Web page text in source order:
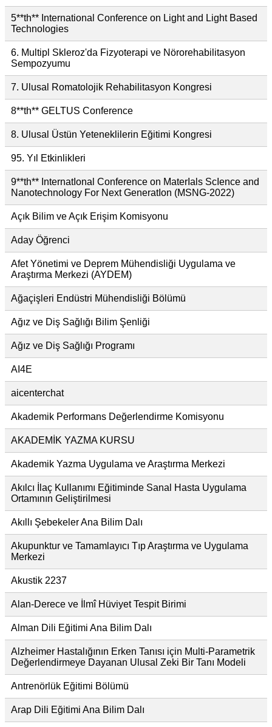
5**th** International Conference on Light and Light Based
Technologies
6. Multipl Skleroz'da Fizyoterapi ve Nörorehabilitasyon
Sempozyumu
7. Ulusal Romatolojik Rehabilitasyon Kongresi
8**th** GELTUS Conference
8. Ulusal Üstün Yeteneklilerin Eğitimi Kongresi
95. Yıl Etkinlikleri
9**th** InternatIonal Conference on MaterIals ScIence and
Nanotechnology For Next GeneratIon (MSNG-2022)
Açık Bilim ve Açık Erişim Komisyonu
Aday Öğrenci
Afet Yönetimi ve Deprem Mühendisliği Uygulama ve
Araştırma Merkezi (AYDEM)
Ağaçişleri Endüstri Mühendisliği Bölümü
Ağız ve Diş Sağlığı Bilim Şenliği
Ağız ve Diş Sağlığı Programı
AI4E
aicenterchat
Akademik Performans Değerlendirme Komisyonu
AKADEMİK YAZMA KURSU
Akademik Yazma Uygulama ve Araştırma Merkezi
Akılcı İlaç Kullanımı Eğitiminde Sanal Hasta Uygulama
Ortamının Geliştirilmesi
Akıllı Şebekeler Ana Bilim Dalı
Akupunktur ve Tamamlayıcı Tıp Araştırma ve Uygulama
Merkezi
Akustik 2237
Alan-Derece ve İlmî Hüviyet Tespit Birimi
Alman Dili Eğitimi Ana Bilim Dalı
Alzheimer Hastalığının Erken Tanısı için Multi-Parametrik
Değerlendirmeye Dayanan Ulusal Zeki Bir Tanı Modeli
Antrenörlük Eğitimi Bölümü
Arap Dili Eğitimi Ana Bilim Dalı